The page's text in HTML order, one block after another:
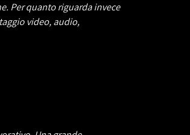
Per quanto riguarda invece
video, audio,